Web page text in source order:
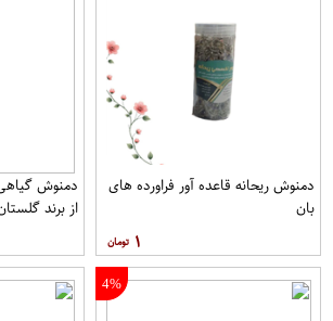
دمنوش ریحانه قاعده آور فراورده های
بان
۱
از برند
4%